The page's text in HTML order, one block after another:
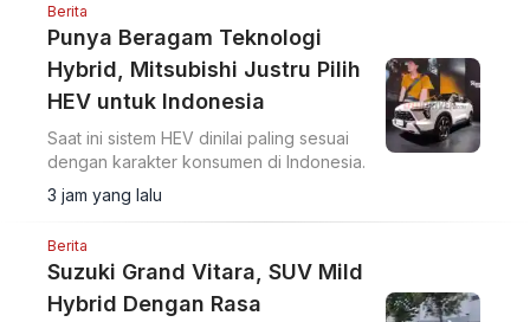
Berita
Punya Beragam Teknologi
Hybrid, Mitsubishi Justru Pilih
HEV untuk Indonesia
Saat ini sistem HEV dinilai paling sesuai
dengan karakter konsumen di Indonesia.
3 jam yang lalu
Berita
Suzuki Grand Vitara, SUV Mild
Hybrid Dengan Rasa